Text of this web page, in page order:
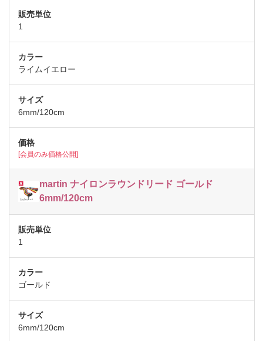
1
ライムイエロー
6mm/120cm
[会員のみ価格公開]
martin ナイロンラウンドリード ゴールド
6mm/120cm
1
ゴールド
6mm/120cm